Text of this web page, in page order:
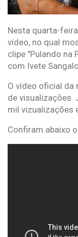
Nesta quarta-
vídeo, no qual
clipe "Pulando na
com Ivete Sangalo.
O vídeo oficial da
de visualizações.
mil vizualizações
Confiram abaixo